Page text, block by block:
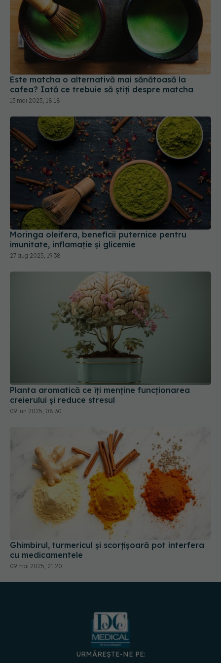
Este matcha o alternativă mai sănătoasă la
cafea? Iată ce trebuie să știți despre matcha
13 mai 2025, 18:18
Moringa oleifera, beneficii puternice pentru
imunitate, inflamație și glicemie
27 aug 2025, 19:38
creierului și reduce stresul
09 iun 2025, 08:30
Ghimbirul, turmericul și scorțișoară pot interfera
09 mai 2025, 21:20
URMĂREȘTE-NE PE: